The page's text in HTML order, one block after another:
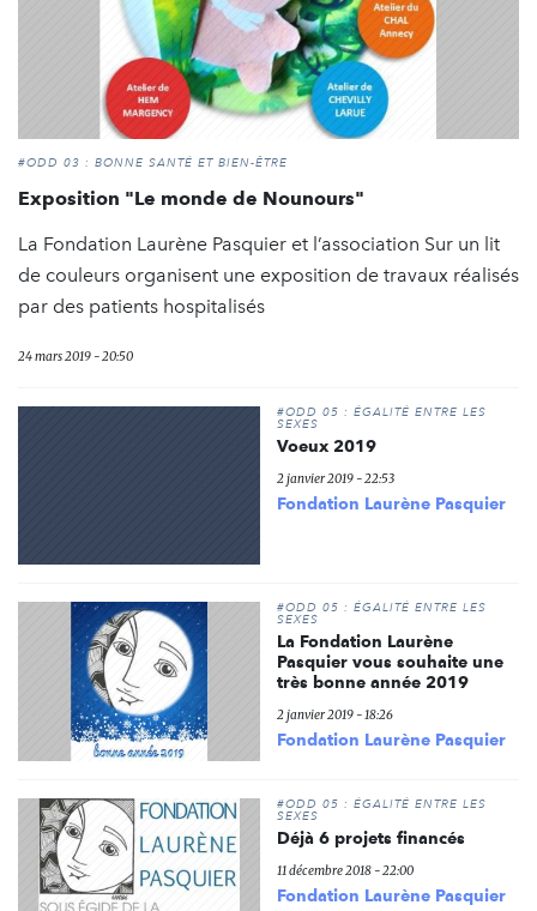
#ODD 03 : BONNE SANTÉ ET BIEN-ÊTRE
Exposition "Le monde de Nounours"
La Fondation Laurène Pasquier et l’association Sur un lit
de couleurs organisent une exposition de travaux réalisés
par des patients hospitalisés
24 mars 2019 - 20:50
#ODD 05 : ÉGALITÉ ENTRE LES
SEXES
Voeux 2019
2 janvier 2019 - 22:53
Fondation Laurène Pasquier
#ODD 05 : ÉGALITÉ ENTRE LES
SEXES
La Fondation Laurène
Pasquier vous souhaite une
très bonne année 2019
2 janvier 2019 - 18:26
Fondation Laurène Pasquier
#ODD 05 : ÉGALITÉ ENTRE LES
SEXES
Déjà 6 projets financés
11 décembre 2018 - 22:00
Fondation Laurène Pasquier